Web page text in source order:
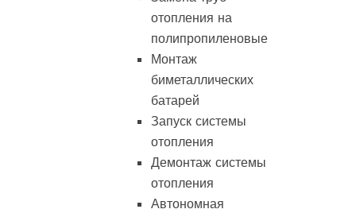
отопления на
полипропиленовые
Монтаж
биметаллических
батарей
Запуск системы
отопления
Демонтаж системы
отопления
Автономная